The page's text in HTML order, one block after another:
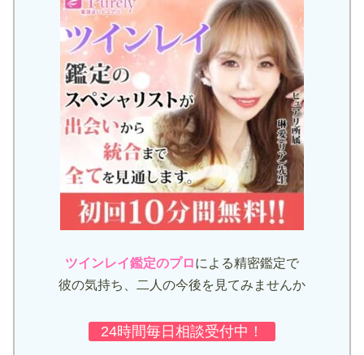
ツインレイ鑑定のプロによる精密鑑定で
彼の気持ち、二人の今後を見てみませんか
24時間毎日相談受付中！